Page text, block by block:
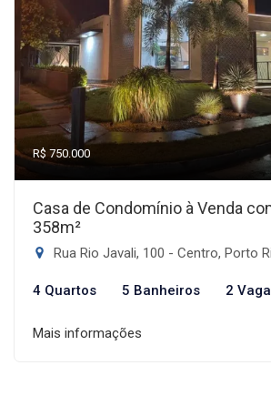
R$ 750.000
Casa de Condomínio à Venda
358m²
Rua Rio Javali, 100 - Centro, Porto
4 Quartos 5 Banheiros 2
Mais informações